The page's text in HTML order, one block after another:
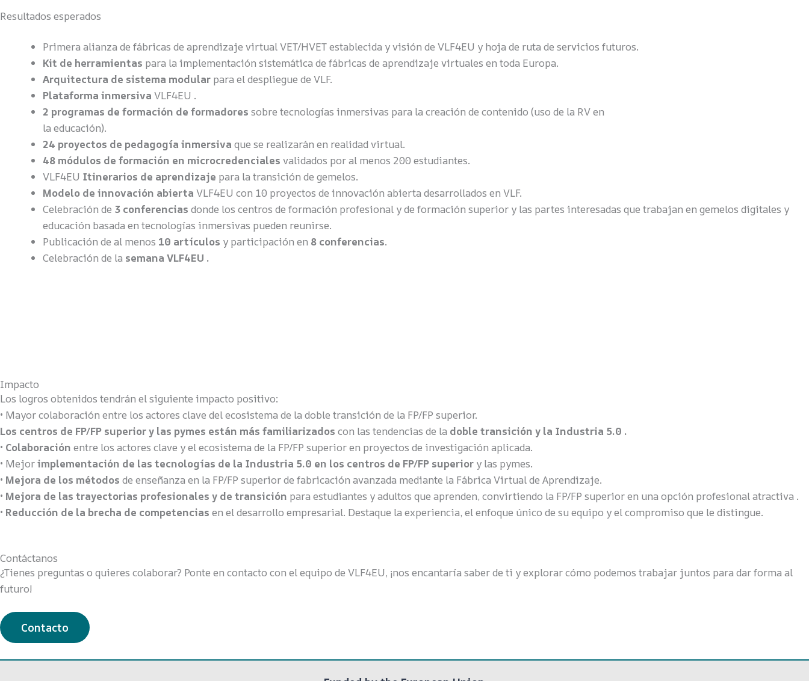
Resultados esperados
Primera alianza de fábricas de aprendizaje virtual VET/HVET establecida y visión de VLF4EU y hoja de ruta de servicios futuros.
Kit de herramientas para la implementación sistemática de fábricas de aprendizaje virtuales en toda Europa.
Arquitectura de sistema modular para el despliegue de VLF.
Plataforma inmersiva VLF4EU .
2 programas de formación de formadores sobre tecnologías inmersivas para la creación de contenido (uso de la RV en
la educación).
24 proyectos de pedagogía inmersiva que se realizarán en realidad virtual.
48 módulos de formación en microcredenciales validados por al menos 200 estudiantes.
VLF4EU Itinerarios de aprendizaje para la transición de gemelos.
Modelo de innovación abierta VLF4EU con 10 proyectos de innovación abierta desarrollados en VLF.
Celebración de 3 conferencias donde los centros de formación profesional y de formación superior y las partes interesadas que trabajan en gemelos digitales y
educación basada en tecnologías inmersivas pueden reunirse.
Publicación de al menos 10 artículos y participación en 8 conferencias.
Celebración de la semana VLF4EU .
Impacto
Los logros obtenidos tendrán el siguiente impacto positivo:
• Mayor colaboración entre los actores clave del ecosistema de la doble transición de la FP/FP superior.
Los centros de FP/FP superior y las pymes están más familiarizados con las tendencias de la doble transición y la Industria 5.0 .
• Colaboración entre los actores clave y el ecosistema de la FP/FP superior en proyectos de investigación aplicada.
• Mejorimplementación de las tecnologías de la Industria 5.0 en los centros de FP/FP superior y las pymes.
• Mejora de los métodos de enseñanza en la FP/FP superior de fabricación avanzada mediante la Fábrica Virtual de Aprendizaje.
• Mejora de las trayectorias profesionales y de transición para estudiantes y adultos que aprenden, convirtiendo la FP/FP superior en una opción profesional atractiva .
• Reducción de la brecha de competencias en el desarrollo empresarial. Destaque la experiencia, el enfoque único de su equipo y el compromiso que le distingue.
Contáctanos
¿Tienes preguntas o quieres colaborar? Ponte en contacto con el equipo de VLF4EU, ¡nos encantaría saber de ti y explorar cómo podemos trabajar juntos para dar forma al
futuro!
Contacto